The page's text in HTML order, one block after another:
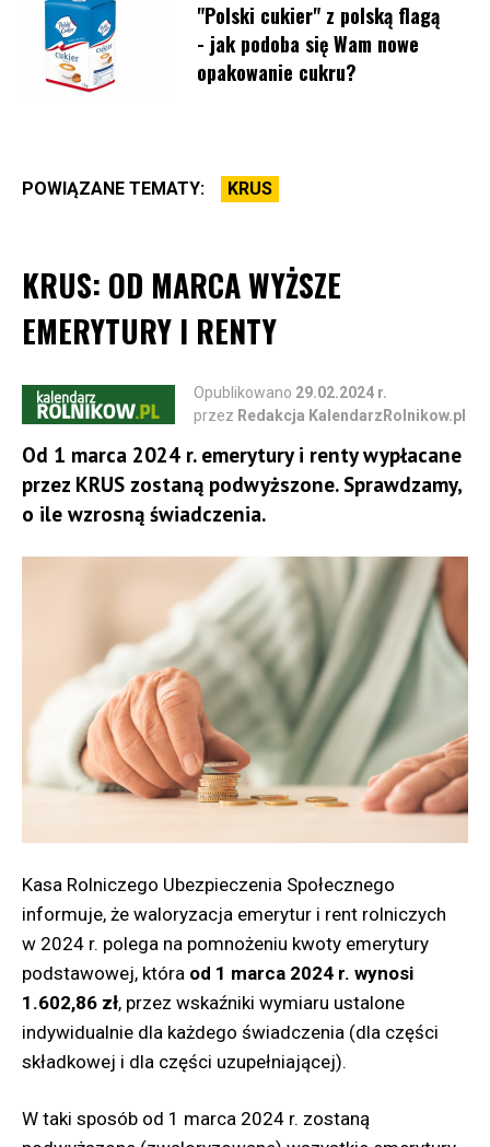
"Polski cukier" z polską flagą
- jak podoba się Wam nowe
opakowanie cukru?
POWIĄZANE TEMATY: KRUS
KRUS: OD MARCA WYŻSZE
EMERYTURY I RENTY
Opublikowano 29.02.2024 r.
przez Redakcja KalendarzRolnikow.pl
Od 1 marca 2024 r. emerytury i renty wypłacane
przez KRUS zostaną podwyższone. Sprawdzamy,
o ile wzrosną świadczenia.
Kasa Rolniczego Ubezpieczenia Społecznego
informuje, że waloryzacja emerytur i rent rolniczych
w 2024 r. polega na pomnożeniu kwoty emerytury
podstawowej, która od 1 marca 2024 r. wynosi
1.602,86 zł, przez wskaźniki wymiaru ustalone
indywidualnie dla każdego świadczenia (dla części
składkowej i dla części uzupełniającej).
W taki sposób od 1 marca 2024 r. zostaną